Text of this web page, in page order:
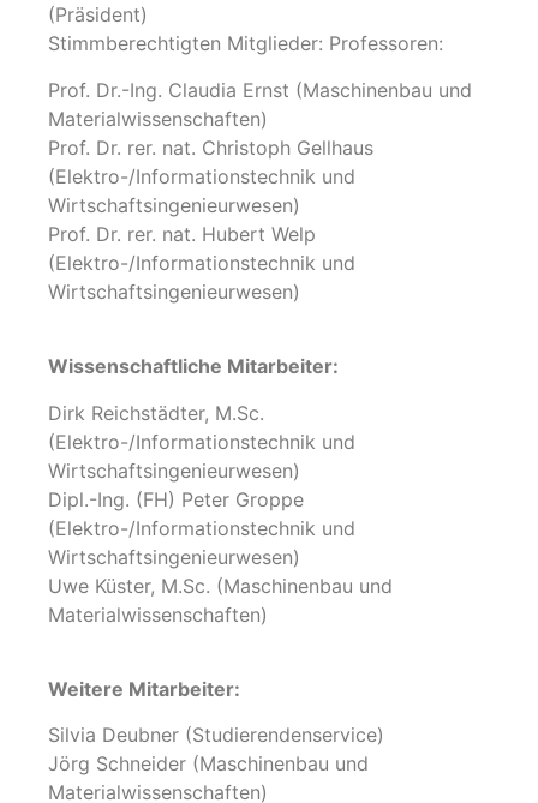
(Präsident)
Stimmberechtigten Mitglieder: Professoren:
Prof. Dr.-Ing. Claudia Ernst (Maschinenbau und
Materialwissenschaften)
Prof. Dr. rer. nat. Christoph Gellhaus
(Elektro-/Informationstechnik und
Wirtschaftsingenieurwesen)
Prof. Dr. rer. nat. Hubert Welp
(Elektro-/Informationstechnik und
Wirtschaftsingenieurwesen)
Wissenschaftliche Mitarbeiter:
Dirk Reichstädter, M.Sc.
(Elektro-/Informationstechnik und
Wirtschaftsingenieurwesen)
Dipl.-Ing. (FH) Peter Groppe
(Elektro-/Informationstechnik und
Wirtschaftsingenieurwesen)
Uwe Küster, M.Sc. (Maschinenbau und
Materialwissenschaften)
Weitere Mitarbeiter:
Silvia Deubner (Studierendenservice)
Jörg Schneider (Maschinenbau und
Materialwissenschaften)